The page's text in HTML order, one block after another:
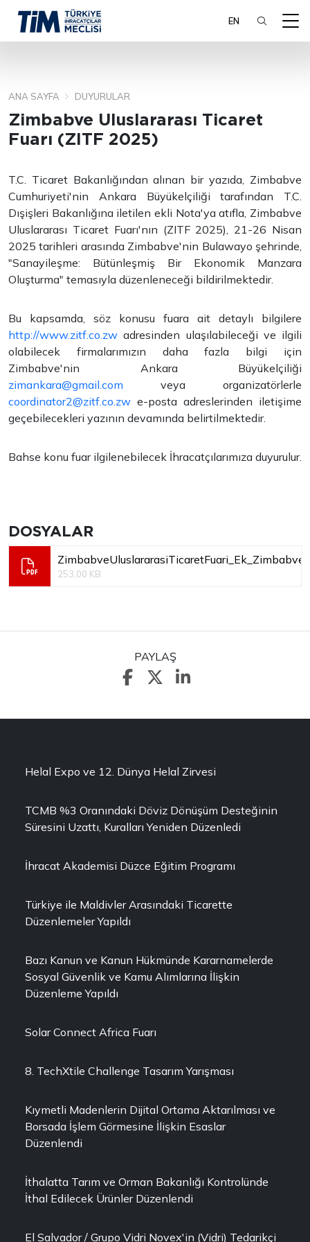
EN
ANA SAYFA DUYURULAR
Zimbabve Uluslararası Ticaret
Fuarı (ZITF 2025)
T.C. Ticaret Bakanlığından alınan bir yazıda, Zimbabve
Cumhuriyeti'nin Ankara Büyükelçiliği tarafından T.C.
Dışişleri Bakanlığına iletilen ekli Nota'ya atıfla, Zimbabve
Uluslararası Ticaret Fuarı'nın (ZITF 2025), 21-26 Nisan
2025 tarihleri arasında Zimbabve'nin Bulawayo şehrinde,
"Sanayileşme: Bütünleşmiş Bir Ekonomik Manzara
Oluşturma" temasıyla düzenleneceği bildirilmektedir.
Bu kapsamda, söz konusu fuara ait detaylı bilgilere
http://www.zitf.co.zw adresinden ulaşılabileceği ve ilgili
olabilecek firmalarımızın daha fazla bilgi için
Zimbabve'nin Ankara Büyükelçiliği
zimankara@gmail.com veya organizatörlerle
coordinator2@zitf.co.zw e-posta adreslerinden iletişime
geçebilecekleri yazının devamında belirtilmektedir.
Bahse konu fuar ilgilenebilecek İhracatçılarımıza duyurulur.
DOSYALAR
253,00 KB
PAYLAŞ
Helal Expo ve 12. Dünya Helal Zirvesi
TCMB %3 Oranındaki Döviz Dönüşüm Desteğinin
Süresini Uzattı, Kuralları Yeniden Düzenledi
İhracat Akademisi Düzce Eğitim Programı
Türkiye ile Maldivler Arasındaki Ticarette
Düzenlemeler Yapıldı
Bazı Kanun ve Kanun Hükmünde Kararnamelerde
Sosyal Güvenlik ve Kamu Alımlarına İlişkin
Düzenleme Yapıldı
Solar Connect Africa Fuarı
8. TechXtile Challenge Tasarım Yarışması
Kıymetli Madenlerin Dijital Ortama Aktarılması ve
Borsada İşlem Görmesine İlişkin Esaslar
Düzenlendi
İthalatta Tarım ve Orman Bakanlığı Kontrolünde
İthal Edilecek Ürünler Düzenlendi
El Salvador / Grupo Vidri Novex'in (Vidri) Tedarikçi